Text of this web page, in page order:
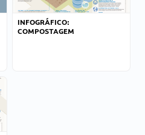
INFOGRÁFICO:
COMPOSTAGEM